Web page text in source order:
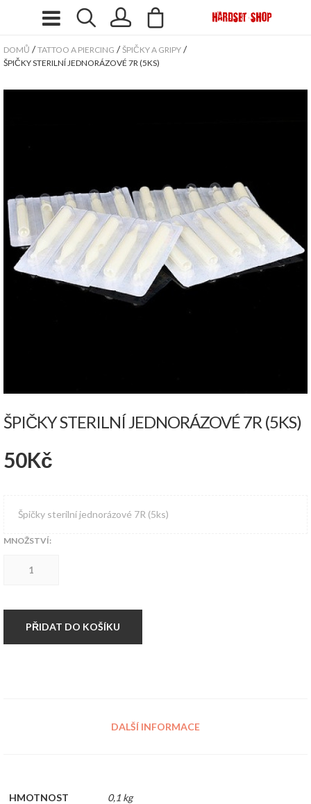
DOMŮ /TATTOO A PIERCING /ŠPIČKY A GRIPY /
ŠPIČKY STERILNÍ JEDNORÁZOVÉ 7R (5KS)
ŠPIČKY STERILNÍ JEDNORÁZOVÉ 7R (5KS)
50Kč
Špičky sterilní jednorázové 7R (5ks)
MNOŽSTVÍ:
sterilní
(5ks)
množstvíPŘIDAT DO KOŠÍKU
DALŠÍ INFORMACE
HMOTNOST 0,1 kg